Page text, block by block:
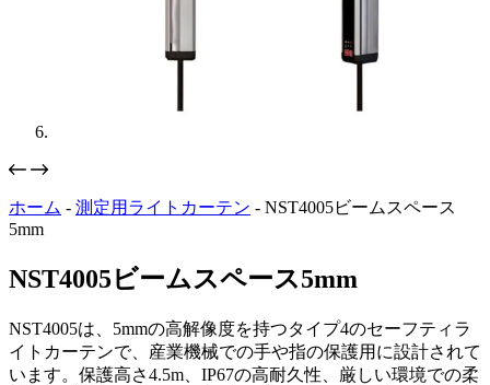
ホーム - 測定用ライトカーテン - NST4005ビームスペース
5mm
NST4005ビームスペース5mm
NST4005は、5mmの高解像度を持つタイプ4のセーフティラ
イトカーテンで、産業機械での手や指の保護用に設計されて
います。保護高さ4.5m、IP67の高耐久性、厳しい環境での柔